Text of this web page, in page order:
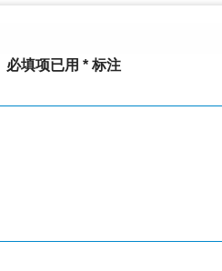
必填项已用 * 标注